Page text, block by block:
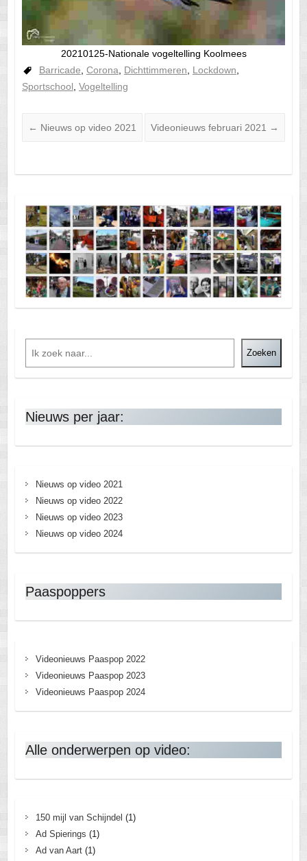
20210125-Nationale vogeltelling Koolmees
Barricade Corona Dichttimmeren Lockdown
Sportschool Vogeltelling
← Nieuws op video 2021 Videonieuws februari 2021 →
Zoeken
Nieuws per jaar:
Nieuws op video 2021
Nieuws op video 2022
Nieuws op video 2023
Nieuws op video 2024
Paaspoppers
Videonieuws Paaspop 2022
Videonieuws Paaspop 2023
Videonieuws Paaspop 2024
Alle onderwerpen op video:
150 mijl van Schijndel (1)
Ad Spierings (1)
Ad van Aart(1)